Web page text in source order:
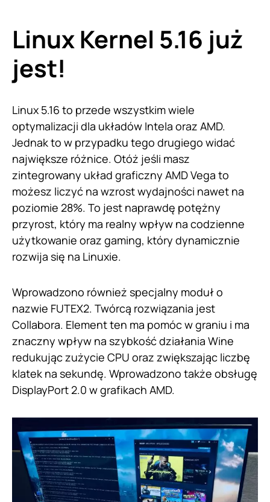
Linux Kernel 5.16 już
jest!
Linux 5.16 to przede wszystkim wiele
optymalizacji dla układów Intela oraz AMD.
Jednak to w przypadku tego drugiego widać
największe różnice. Otóż jeśli masz
zintegrowany układ graficzny AMD Vega to
możesz liczyć na wzrost wydajności nawet na
poziomie 28%. To jest naprawdę potężny
przyrost, który ma realny wpływ na codzienne
użytkowanie oraz gaming, który dynamicznie
rozwija się na Linuxie.
Wprowadzono również specjalny moduł o
nazwie FUTEX2. Twórcą rozwiązania jest
Collabora. Element ten ma pomóc w graniu i ma
znaczny wpływ na szybkość działania Wine
redukując zużycie CPU oraz zwiększając liczbę
klatek na sekundę. Wprowadzono także obsługę
DisplayPort 2.0 w grafikach AMD.